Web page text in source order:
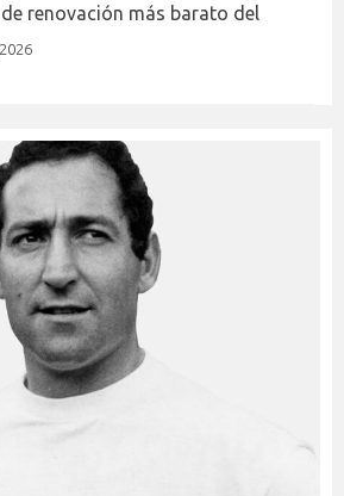
renovación más barato del